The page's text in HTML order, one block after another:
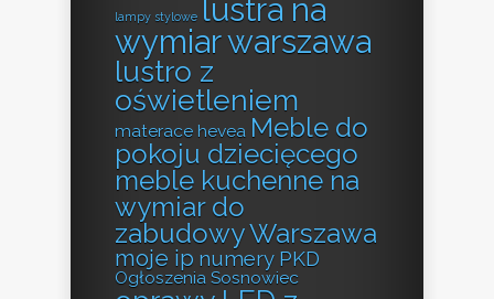
lampy stylowe lustra na
wymiar warszawa
lustro z
oświetleniem
materace hevea Meble do
pokoju dziecięcego
meble kuchenne na
wymiar do
zabudowy Warszawa
moje ip numery PKD
Ogłoszenia Sosnowiec